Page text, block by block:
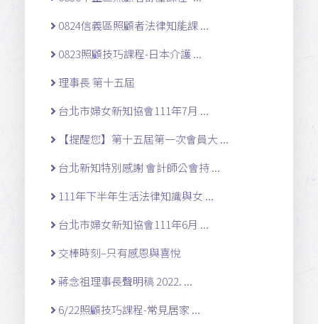
0824信義區照顧者法律知能課 ...
0823照顧技巧課程-日本介護 ...
理事長 第十五屆
台北市婦女新知協會111年7月 ...
【提醒您】第十五屆第一次會員大 ...
台北新知特別感謝 會計師公會持 ...
111年下半年生活法律知識與女 ...
台北市婦女新知協會111年6月 ...
交棒時刻–只有感恩與喜悅
蔣念祖理事長聲明稿 2022. ...
6/22照顧技巧課程-常見居家 ...